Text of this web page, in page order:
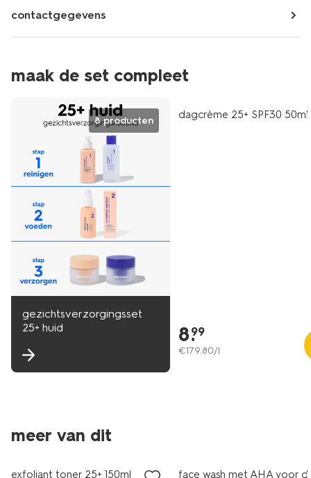
contactgegevens
maak de set compleet
8 producten
gezichtsverzorgingsset
25+ huid
vegan
dagcrème 25+ SPF30 50ml
8.
99
€179.80/l
meer van dit
vegan
exfoliant toner 25+ 150ml face wash met AHA voor